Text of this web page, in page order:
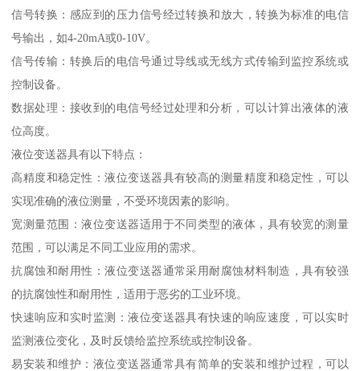
信号转换：感应到的压力信号经过转换和放大，转换为标准的电信
号输出，如4-20mA或0-10V。
信号传输：转换后的电信号通过导线或无线方式传输到监控系统或
控制设备。
数据处理：接收到的电信号经过处理和分析，可以计算出液体的液
位高度。
液位变送器具有以下特点：
高精度和稳定性：液位变送器具有较高的测量精度和稳定性，可以
实现准确的液位测量，不受环境因素的影响。
宽测量范围：液位变送器适用于不同类型的液体，具有较宽的测量
范围，可以满足不同工业应用的需求。
抗腐蚀和耐用性：液位变送器通常采用耐腐蚀材料制造，具有较强
的抗腐蚀性和耐用性，适用于恶劣的工业环境。
快速响应和实时监测：液位变送器具有快速的响应速度，可以实时
监测液位变化，及时反馈给监控系统或控制设备。
易安装和维护：液位变送器通常具有简单的安装和维护过程，可以